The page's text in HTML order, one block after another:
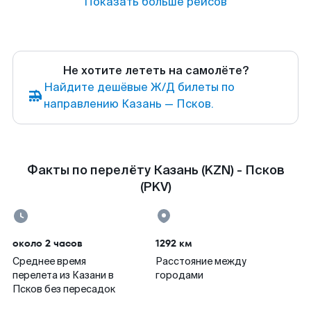
Не хотите лететь на самолёте?
Найдите дешёвые Ж/Д билеты по
направлению Казань — Псков.
Факты по перелёту Казань (KZN) - Псков
(PKV)
около 2 часов
Среднее время
перелета из Казани в
Псков без пересадок
1292 км
Расстояние между
городами